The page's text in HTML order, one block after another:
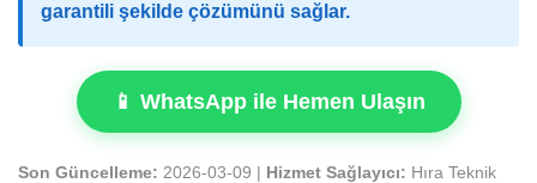
garantili şekilde çözümünü sağlar.
📱 WhatsApp ile Hemen Ulaşın
Son Güncelleme: 2026-03-09 | Hizmet Sağlayıcı: Hıra Teknik